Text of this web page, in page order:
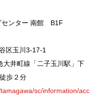
センター 南館 B1F
区玉川3-17-1
大井町線「二子玉川駅」下
歩２分
sc/information/acc